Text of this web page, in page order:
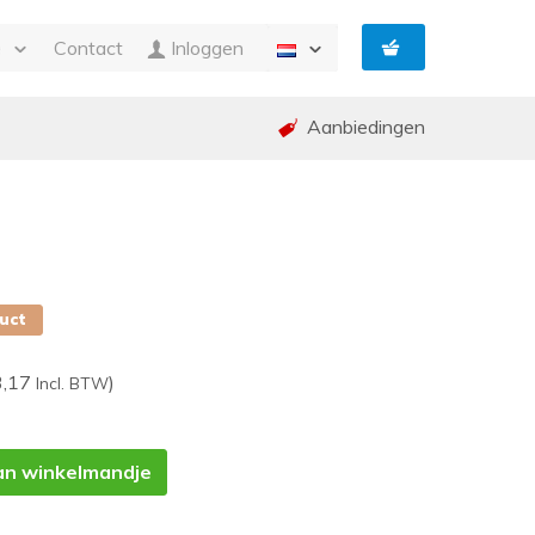
Contact Inloggen
Aanbiedingen
Incl. BTW)
winkelmandje